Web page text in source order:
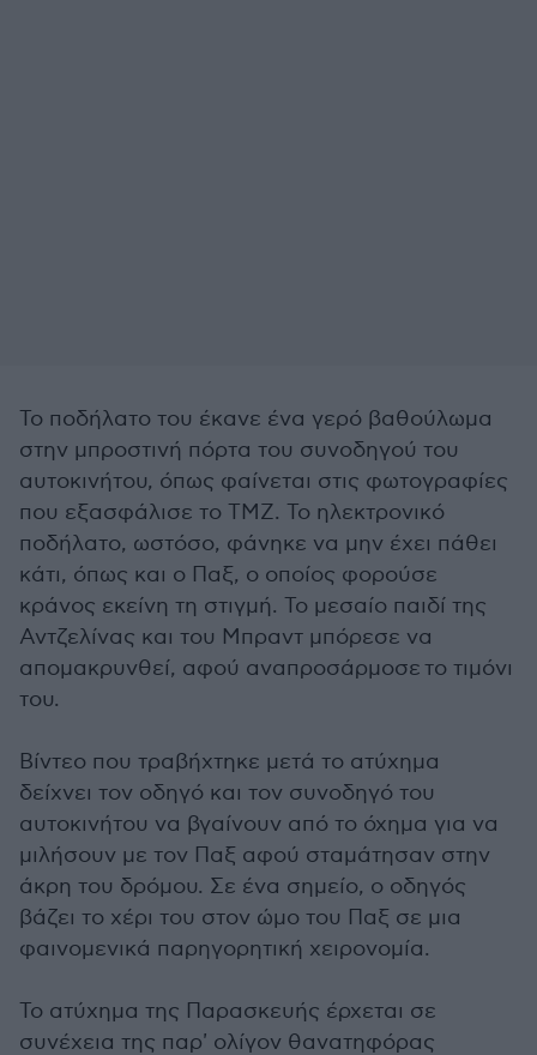
Το ποδήλατο του έκανε ένα γερό βαθούλωμα
στην μπροστινή πόρτα του συνοδηγού του
αυτοκινήτου, όπως φαίνεται στις φωτογραφίες
που εξασφάλισε το TMZ. Το ηλεκτρονικό
ποδήλατο, ωστόσο, φάνηκε να μην έχει πάθει
κάτι, όπως και ο Παξ, ο οποίος φορούσε
κράνος εκείνη τη στιγμή. Το μεσαίο παιδί της
Αντζελίνας και του Μπραντ μπόρεσε να
απομακρυνθεί, αφού αναπροσάρμοσε το τιμόνι
του.
Βίντεο που τραβήχτηκε μετά το ατύχημα
δείχνει τον οδηγό και τον συνοδηγό του
αυτοκινήτου να βγαίνουν από το όχημα για να
μιλήσουν με τον Παξ αφού σταμάτησαν στην
άκρη του δρόμου. Σε ένα σημείο, ο οδηγός
βάζει το χέρι του στον ώμο του Παξ σε μια
φαινομενικά παρηγορητική χειρονομία.
Το ατύχημα της Παρασκευής έρχεται σε
συνέχεια της παρ' ολίγον θανατηφόρας